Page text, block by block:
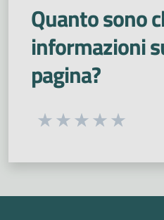
Quanto sono
informazioni
pagina?
Seleziona una